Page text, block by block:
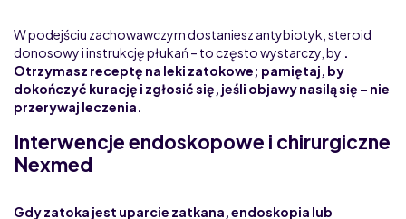
W podejściu zachowawczym dostaniesz antybiotyk, steroid
donosowy i instrukcję płukań – to często wystarczy, by .
Otrzymasz receptę na leki zatokowe; pamiętaj, by
dokończyć kurację i zgłosić się, jeśli objawy nasilą się – nie
przerywaj leczenia.
Interwencje endoskopowe i chirurgiczne
Nexmed
Gdy zatoka jest uparcie zatkana, endoskopia lub